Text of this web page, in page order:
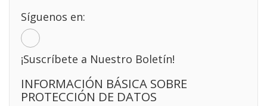
Síguenos en:
¡Suscríbete a Nuestro Boletín!
INFORMACIÓN BÁSICA SOBRE
PROTECCIÓN DE DATOS